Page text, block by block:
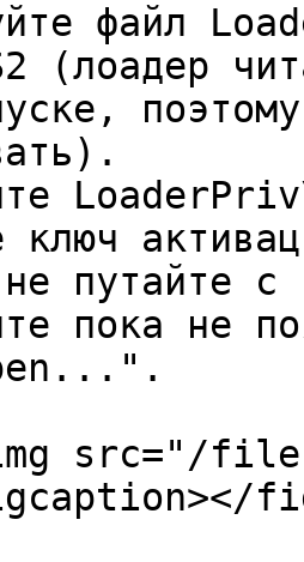
файл
(лоадер
ключ
путайте с
пока не
src="/files/